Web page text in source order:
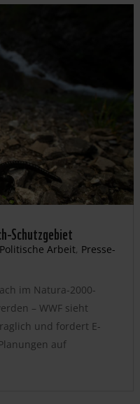
Schutzgebiet
Politische Arbeit, Presse-
im Natura-2000-
– WWF sieht
und fordert E-
auf